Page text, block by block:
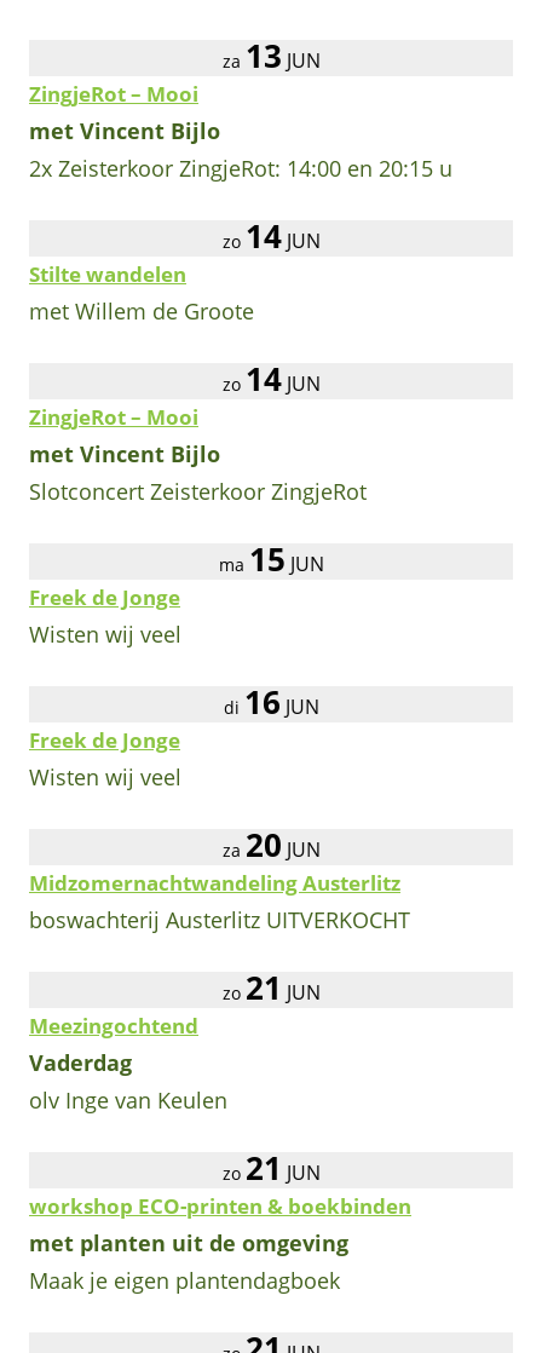
za 13 JUN
ZingjeRot – Mooi
met Vincent Bijlo
2x Zeisterkoor ZingjeRot: 14:00 en 20:15 u
zo 14 JUN
Stilte wandelen
met Willem de Groote
zo 14 JUN
ZingjeRot – Mooi
met Vincent Bijlo
Slotconcert Zeisterkoor ZingjeRot
ma 15 JUN
Freek de Jonge
Wisten wij veel
di 16 JUN
Freek de Jonge
Wisten wij veel
za 20 JUN
Midzomernachtwandeling Austerlitz
boswachterij Austerlitz UITVERKOCHT
zo 21 JUN
Meezingochtend
Vaderdag
olv Inge van Keulen
zo 21 JUN
workshop ECO-printen & boekbinden
met planten uit de omgeving
Maak je eigen plantendagboek